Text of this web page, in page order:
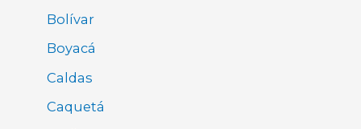
Bolívar
Boyacá
Caldas
Caquetá